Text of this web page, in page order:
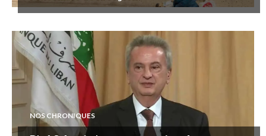
NOS CHRONIQUES